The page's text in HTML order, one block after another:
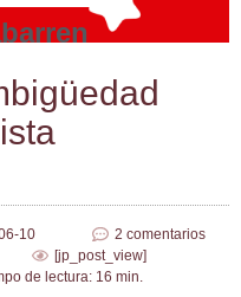
10
2 comentarios
[jp_post_view]
de lectura: 16 min.